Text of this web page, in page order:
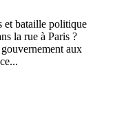
la rue à Paris ?
aux